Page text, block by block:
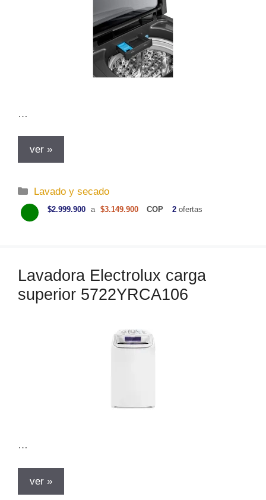
…
ver »
C
a
t
r
í
Lavado y secado
$2.999.900 a $3.149.900 COP 2 ofertas
Lavadora Electrolux carga
superior 5722YRCA106
…
ver »